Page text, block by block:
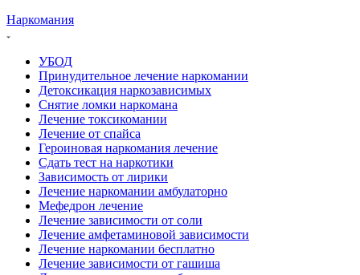
Наркомания
УБОД
Принудительное лечение наркомании
Детоксикация наркозависимых
Снятие ломки наркомана
Лечение токсикомании
Лечение от спайса
Героиновая наркомания лечение
Сдать тест на наркотики
Зависимость от лирики
Лечение наркомании амбулаторно
Мефедрон лечение
Лечение зависимости от соли
Лечение амфетаминовой зависимости
Лечение наркомании бесплатно
Лечение зависимости от гашиша